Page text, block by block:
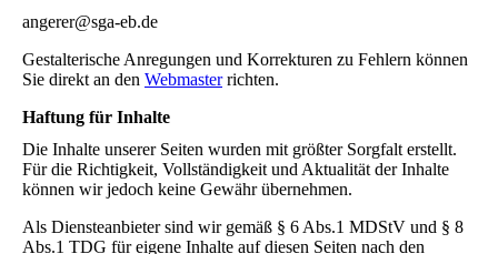
angerer@sga-eb.de
Gestalterische Anregungen und Korrekturen zu Fehlern können
Sie direkt an den Webmasterrichten.
Haftung für Inhalte
Die Inhalte unserer Seiten wurden mit größter Sorgfalt erstellt.
Für die Richtigkeit, Vollständigkeit und Aktualität der Inhalte
können wir jedoch keine Gewähr übernehmen.
Als Diensteanbieter sind wir gemäß § 6 Abs.1 MDStV und § 8
Abs.1 TDG für eigene Inhalte auf diesen Seiten nach den